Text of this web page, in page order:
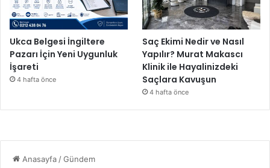
Ukca Belgesi İngiltere
Pazarı İçin Yeni Uygunluk
İşareti
4 hafta önce
Saç Ekimi Nedir ve Nasıl
Yapılır? Murat Makascı
Klinik ile Hayalinizdeki
Saçlara Kavuşun
4 hafta önce